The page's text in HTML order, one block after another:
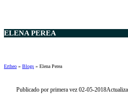
ELENA PEREA
Ertheo » Blogs » Elena Perea
Publicado por primera vez 02-05-2018